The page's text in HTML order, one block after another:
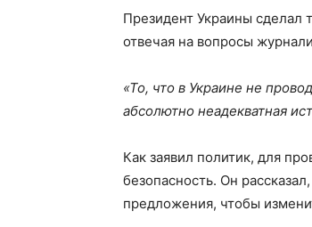
Президент Украины сделал
отвечая на вопросы
«То, что в Украине не
абсолютно неадекватная
Как заявил политик, для
безопасность. Он
предложения, чтобы